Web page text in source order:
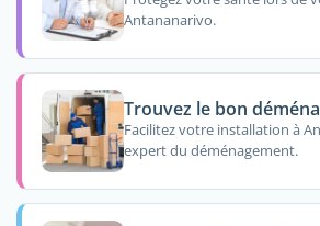
Antananarivo.
Trouvez le bon
Facilitez votre installation à
expert du déménagement.